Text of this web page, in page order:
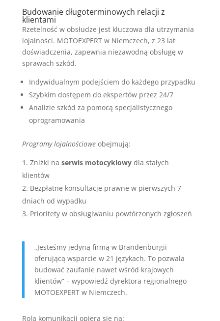
Budowanie długoterminowych relacji z
klientami
Rzetelność w obsłudze jest kluczowa dla utrzymania
lojalności. MOTOEXPERT w Niemczech, z 23 lat
doświadczenia, zapewnia niezawodną obsługę w
sprawach szkód.
Indywidualnym podejściem do każdego przypadku
Szybkim dostępem do ekspertów przez 24/7
Analizie szkód za pomocą specjalistycznego
oprogramowania
Programy lojalnościoweobejmują:
Zniżki na serwis motocyklowydla stałych
klientów
Bezpłatne konsultacje prawne w pierwszych 7
dniach od wypadku
Prioritety w obsługiwaniu powtórzonych zgłoszeń
„Jesteśmy jedyną firmą w Brandenburgii
oferującą wsparcie w 21 językach. To pozwala
budować zaufanie nawet wśród krajowych
klientów” – wypowiedź dyrektora regionalnego
MOTOEXPERT w Niemczech.
Rola komunikacji opiera się na: